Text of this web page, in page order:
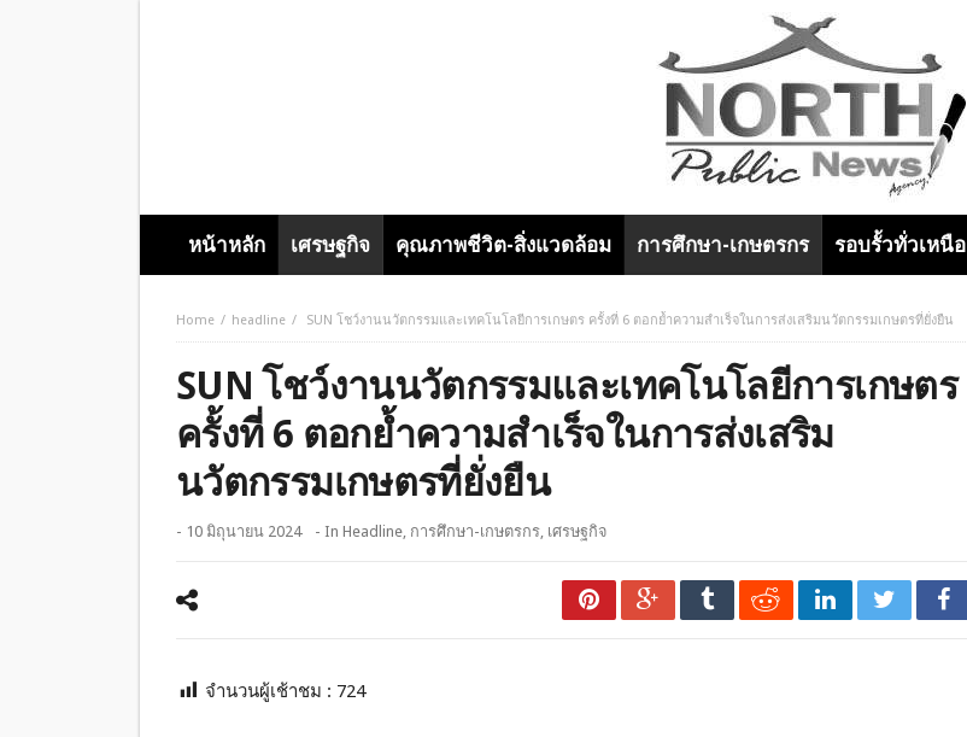
หน้าหลัก เศรษฐกิจ คุณภาพชีวิต-สิ่งแวดล้อม การศึกษา-เกษตรกร รอบรั้วทั่วเหนือ
Home headline SUN โชว์งานนวัตกรรมและเทคโนโลยีการเกษตร ครั้งที่ 6 ตอกย้ำความสำเร็จในการส่งเสริมนวัตกรรมเกษตรที่ยั่งยืน
SUN โชว์งานนวัตกรรมและเทคโนโลยีการเกษตร
ครั้งที่ 6 ตอกย้ำความสำเร็จในการส่งเสริม
นวัตกรรมเกษตรที่ยั่งยืน
- 10 มิถุนายน 2024 - In Headline, การศึกษา-เกษตรกร, เศรษฐกิจ
จำนวนผู้เช้าชม : 724